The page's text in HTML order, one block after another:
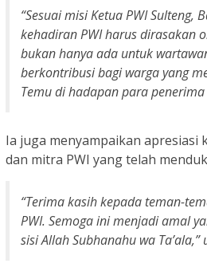
“Sesuai misi Ketua PWI Sulteng,
kehadiran PWI harus dirasakan
bukan hanya ada untuk
berkontribusi bagi warga yang
Temu di hadapan para
Ia juga menyampaikan apresiasi
dan mitra PWI yang telah
“Terima kasih kepada teman-
PWI. Semoga ini menjadi amal
sisi Allah Subhanahu wa Ta’ala,”